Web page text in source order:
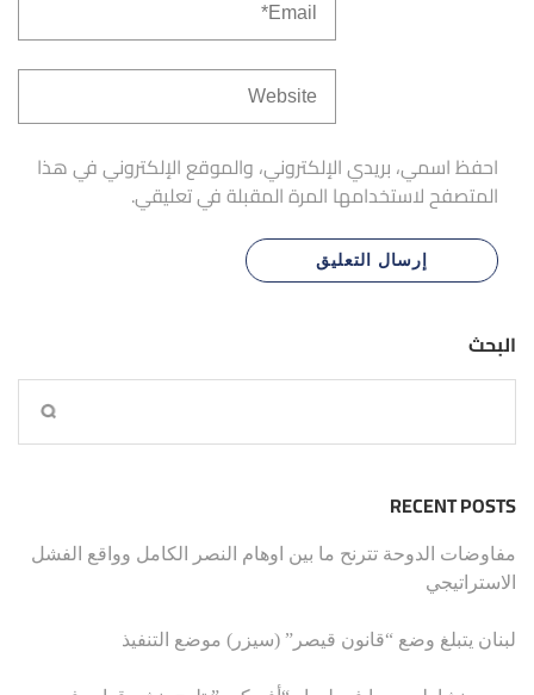
احفظ اسمي، بريدي الإلكتروني، والموقع الإلكتروني في هذا
المتصفح لاستخدامها المرة المقبلة في تعليقي.
البحث
RECENT POSTS
مفاوضات الدوحة تترنح ما بين اوهام النصر الكامل وواقع الفشل
الاستراتيجي
لبنان يتبلغ وضع “قانون قيصر” (سيزر) موضع التنفيذ